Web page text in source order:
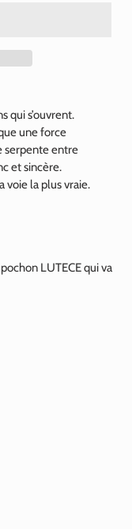
qui s’ouvrent.
une force
serpente entre
et sincère.
voie la plus vraie.
LUTECE qui va